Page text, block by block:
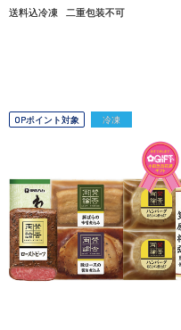
送料込冷凍 二重包装不可
OPポイント対象 冷凍